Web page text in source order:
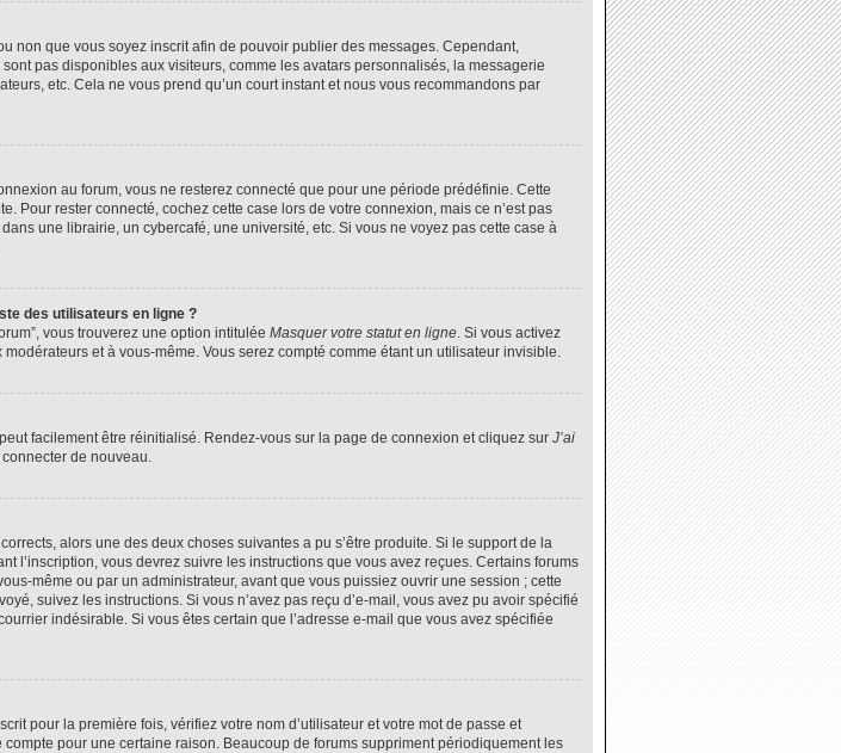
non que vous soyez inscrit afin de pouvoir publier des messages. Cependant,
pas disponibles aux visiteurs, comme les avatars personnalisés, la messagerie
etc. Cela ne vous prend qu’un court instant et nous vous recommandons par
au forum, vous ne resterez connecté que pour une période prédéfinie. Cette
Pour rester connecté, cochez cette case lors de votre connexion, mais ce n’est pas
une librairie, un cybercafé, une université, etc. Si vous ne voyez pas cette case à
des utilisateurs en ligne ?
vous trouverez une option intitulée Masquer votre statut en ligne. Si vous activez
et à vous-même. Vous serez compté comme étant un utilisateur invisible.
facilement être réinitialisé. Rendez-vous sur la page de connexion et cliquez sur J’ai
de nouveau.
alors une des deux choses suivantes a pu s’être produite. Si le support de la
l’inscription, vous devrez suivre les instructions que vous avez reçues. Certains forums
même ou par un administrateur, avant que vous puissiez ouvrir une session ; cette
suivez les instructions. Si vous n’avez pas reçu d’e-mail, vous avez pu avoir spécifié
indésirable. Si vous êtes certain que l’adresse e-mail que vous avez spécifiée
pour la première fois, vérifiez votre nom d’utilisateur et votre mot de passe et
pour une certaine raison. Beaucoup de forums suppriment périodiquement les